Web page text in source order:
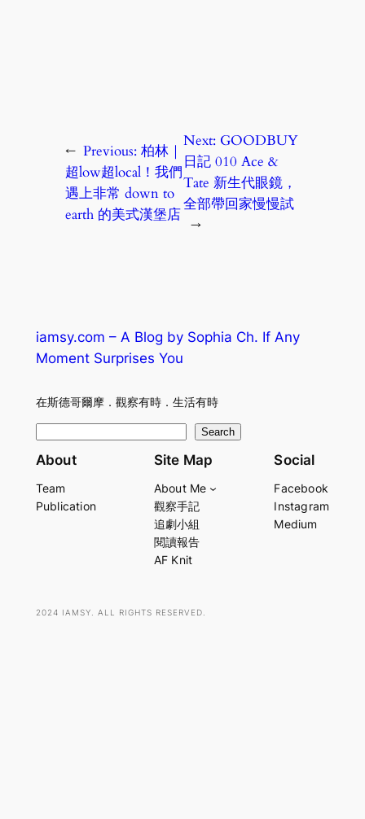
← Previous: 柏林｜
超low超local！我們
遇上非常 down to
earth 的美式漢堡店
Next: GOODBUY
日記 010 Ace &
Tate 新生代眼鏡，
全部帶回家慢慢試
→
iamsy.com – A Blog by Sophia Ch. If Any
Moment Surprises You
在斯德哥爾摩．觀察有時．生活有時
e
r
Search
About
Team
Publication
Site Map
About Me
觀察手記
追劇小組
閱讀報告
AF Knit
Social
Facebook
Instagram
Medium
2024 IAMSY. ALL RIGHTS RESERVED.